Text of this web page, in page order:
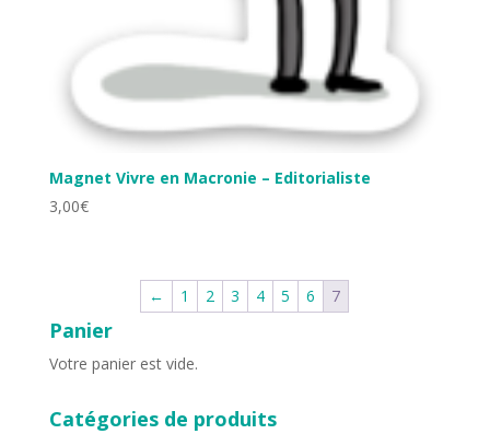
Magnet Vivre en Macronie – Editorialiste
3,00€
← 1 2 3 4 5 6 7
Panier
Votre panier est vide.
Catégories de produits